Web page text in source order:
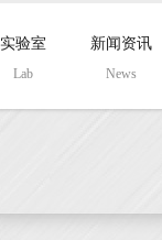
实验室
Lab
新闻资讯
News